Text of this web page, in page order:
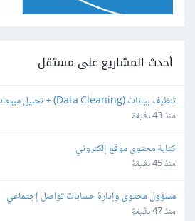
أحدث المشاريع على مستقل
Products
منذ 43 دقيقة
كتابة محتوى موقع إلكتروني
منذ 45 دقيقة
مسؤول محتوى وإدارة حسابات تواصل إجتماعي
منذ 47 دقيقة